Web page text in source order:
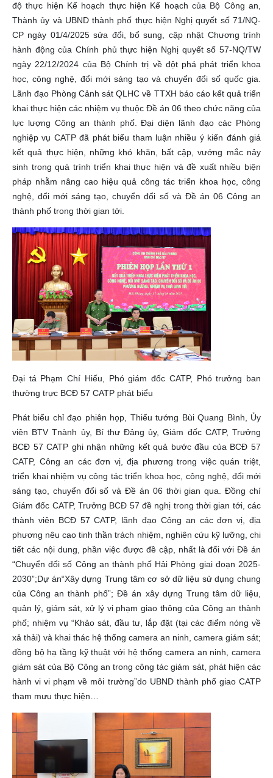
độ thực hiện Kế hoạch thực hiện Kế hoạch của Bộ Công an,
Thành ủy và UBND thành phố thực hiện Nghị quyết số 71/NQ-
CP ngày 01/4/2025 sửa đổi, bổ sung, cập nhật Chương trình
hành động của Chính phủ thực hiện Nghị quyết số 57-NQ/TW
ngày 22/12/2024 của Bộ Chính trị về đột phá phát triển khoa
học, công nghệ, đổi mới sáng tạo và chuyển đổi số quốc gia.
Lãnh đạo Phòng Cảnh sát QLHC về TTXH báo cáo kết quả triển
khai thực hiện các nhiệm vụ thuộc Đề án 06 theo chức năng của
lực lượng Công an thành phố. Đại diện lãnh đạo các Phòng
nghiệp vụ CATP đã phát biểu tham luận nhiều ý kiến đánh giá
kết quả thực hiện, những khó khăn, bất cập, vướng mắc nảy
sinh trong quá trình triển khai thực hiện và đề xuất nhiều biện
pháp nhằm nâng cao hiệu quả công tác triển khoa học, công
nghệ, đổi mới sáng tạo, chuyển đổi số và Đề án 06 Công an
thành phố trong thời gian tới.
Đại tá Phạm Chí Hiếu, Phó giám đốc CATP, Phó trưởng ban
thường trực BCĐ 57 CATP phát biểu
Phát biểu chỉ đạo phiên họp, Thiếu tướng Bùi Quang Bình, Ủy
viên BTV Tnành ủy, Bí thư Đảng ủy, Giám đốc CATP, Trưởng
BCĐ 57 CATP ghi nhận những kết quả bước đầu của BCĐ 57
CATP, Công an các đơn vị, địa phương trong việc quán triệt,
triển khai nhiệm vụ công tác triển khoa học, công nghệ, đổi mới
sáng tạo, chuyển đổi số và Đề án 06 thời gian qua. Đồng chí
Giám đốc CATP, Trưởng BCĐ 57 đề nghị trong thời gian tới, các
thành viên BCĐ 57 CATP, lãnh đạo Công an các đơn vị, địa
phương nêu cao tinh thần trách nhiệm, nghiên cứu kỹ lưỡng, chi
tiết các nội dung, phần việc được đề cập, nhất là đối với Đề án
“Chuyển đổi số Công an thành phố Hải Phòng giai đoạn 2025-
2030”;Dự án“Xây dựng Trung tâm cơ sở dữ liệu sử dụng chung
của Công an thành phố”; Đề án xây dựng Trung tâm dữ liệu,
quản lý, giám sát, xử lý vi phạm giao thông của Công an thành
phố; nhiệm vụ “Khảo sát, đầu tư, lắp đặt (tại các điểm nóng về
xả thải) và khai thác hệ thống camera an ninh, camera giám sát;
đồng bộ hạ tầng kỹ thuật với hệ thống camera an ninh, camera
giám sát của Bộ Công an trong công tác giám sát, phát hiện các
hành vi vi phạm về môi trường”do UBND thành phố giao CATP
tham mưu thực hiện…